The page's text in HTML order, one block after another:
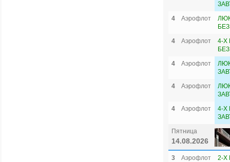
4
Аэрофлот
4
Аэрофлот
4-Х
4
Аэрофлот
4
Аэрофлот
4
Аэрофлот
4-Х
Пятница
14.08.2026
3 Аэрофлот
2-Х